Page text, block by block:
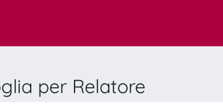
per Relatore